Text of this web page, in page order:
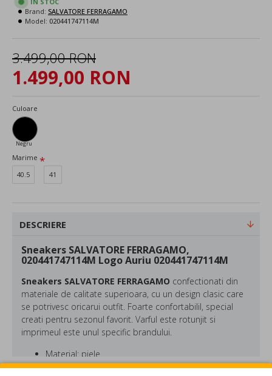
1.499,00 RON
3.499,00 RON
Brand: SALVATORE FERRAGAMO
Model: 020441747114M
Culoare
Negru
Marime
40.5
41
DESCRIERE
Sneakers SALVATORE FERRAGAMO,
020441747114M Logo Auriu 020441747114M
Sneakers SALVATORE FERRAGAMO confectionati din
materiale de calitate superioara, cu un design clasic care
se potrivesc oricarui outfit. Foarte confortabilil, special
creati pentru sezonul favorit. Varful este rotunjit si
imprimeul este unul specific brandului.
Material: piele
Culoare: Negru